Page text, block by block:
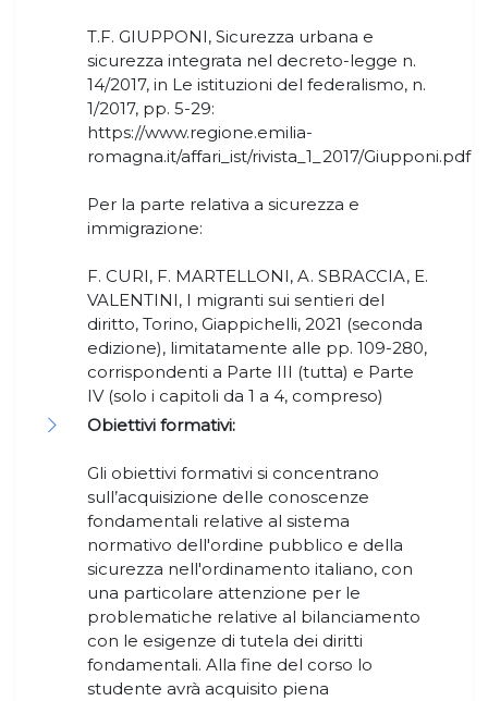
T.F. GIUPPONI, Sicurezza urbana e
sicurezza integrata nel decreto-legge n.
14/2017, in Le istituzioni del federalismo, n.
1/2017, pp. 5-29:
https://www.regione.emilia-
romagna.it/affari_ist/rivista_1_2017/Giupponi.pdf
Per la parte relativa a sicurezza e
immigrazione:
F. CURI, F. MARTELLONI, A. SBRACCIA, E.
VALENTINI, I migranti sui sentieri del
diritto, Torino, Giappichelli, 2021 (seconda
edizione), limitatamente alle pp. 109-280,
corrispondenti a Parte III (tutta) e Parte
IV (solo i capitoli da 1 a 4, compreso)
Obiettivi formativi:
Gli obiettivi formativi si concentrano
sull’acquisizione delle conoscenze
fondamentali relative al sistema
normativo dell'ordine pubblico e della
sicurezza nell'ordinamento italiano, con
una particolare attenzione per le
problematiche relative al bilanciamento
con le esigenze di tutela dei diritti
fondamentali. Alla fine del corso lo
studente avrà acquisito piena